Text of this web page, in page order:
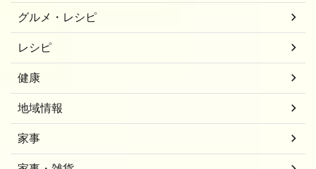
グルメ・レシピ
レシピ
健康
地域情報
家事